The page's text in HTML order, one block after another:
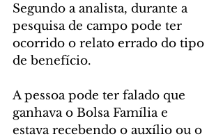
Segundo a analista, durante a
pesquisa de campo pode ter
ocorrido o relato errado do tipo
de benefício.
A pessoa pode ter falado que
ganhava o Bolsa Família e
estava recebendo o auxílio ou o